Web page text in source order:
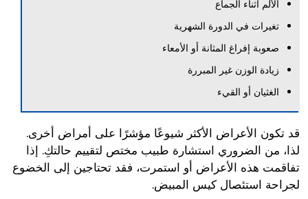
الألم أثناء الجماع
تغيرات في الدورة الشهرية
صعوبة إفراغ المثانة أو الأمعاء
زيادة الوزن غير المبررة
الغثيان أو القيء
قد تكون الأعراض الأكثر شيوعًا مؤشرًا على أمراض أخرى.
لذا، من الضروري استشارة طبيب مختص لتقييم حالتكِ. إذا
تفاقمت هذه الأعراض أو استمرت، فقد تحتاجين إلى الخضوع
لجراحة استئصال كيس المبيض.